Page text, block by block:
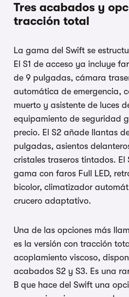
Tres acabados y
tracción total
La gama del Swift se
El S1 de acceso ya incluye
de 9 pulgadas, cámara
automática de emergencia,
muerto y asistente de luces
equipamiento de seguridad
precio. El S2 añade llantas
pulgadas, asientos
cristales traseros tintados. El
gama con faros Full LED,
bicolor, climatizador
crucero adaptativo.
Una de las opciones más
es la versión con tracción
acoplamiento viscoso,
acabados S2 y S3. Es una
B que hace del Swift una